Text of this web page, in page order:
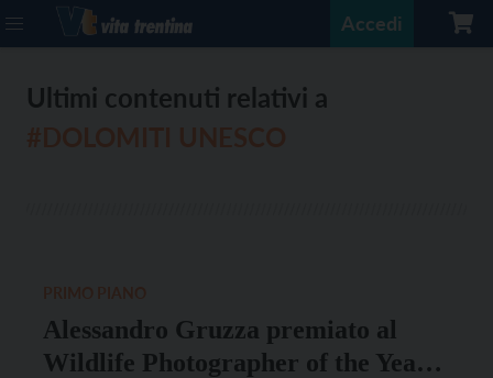
Accedi
Ultimi contenuti relativi a
Alessandro Gruzza premiato al
Wildlife Photographer of the Year